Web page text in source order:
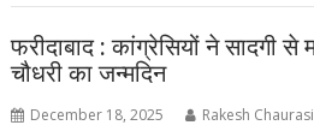
फरीदाबाद : कांग्रेसियों ने सादगी से
चौधरी का जन्मदिन
December 18, 2025 Rakesh